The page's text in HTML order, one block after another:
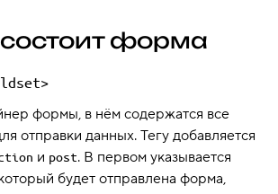
состоит форма
формы, в нём содержатся все
отправки данных. Тегу добавляется
и post. В первом указывается
будет отправлена форма,